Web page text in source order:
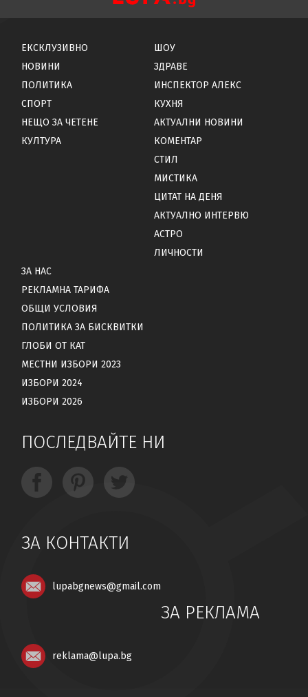
ЕКСКЛУЗИВНО
НОВИНИ
ПОЛИТИКА
СПОРТ
НЕЩО ЗА ЧЕТЕНЕ
КУЛТУРА
ШОУ
ЗДРАВЕ
ИНСПЕКТОР АЛЕКС
КУХНЯ
АКТУАЛНИ НОВИНИ
КОМЕНТАР
СТИЛ
МИСТИКА
ЦИТАТ НА ДЕНЯ
АКТУАЛНО ИНТЕРВЮ
АСТРО
ЛИЧНОСТИ
ЗА НАС
РЕКЛАМНА ТАРИФА
ОБЩИ УСЛОВИЯ
ПОЛИТИКА ЗА БИСКВИТКИ
ГЛОБИ ОТ КАТ
МЕСТНИ ИЗБОРИ 2023
ИЗБОРИ 2024
ИЗБОРИ 2026
ПОСЛЕДВАЙТЕ НИ
ЗА КОНТАКТИ
lupabgnews@gmail.com
ЗА РЕКЛАМА
reklama@lupa.bg